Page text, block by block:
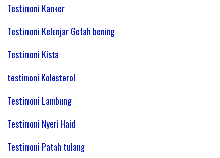
Testimoni Kanker
Testimoni Kelenjar Getah bening
Testimoni Kista
testimoni Kolesterol
Testimoni Lambung
Testimoni Nyeri Haid
Testimoni Patah tulang